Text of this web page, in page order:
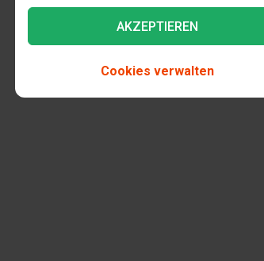
AKZEPTIEREN
Cookies verwalten